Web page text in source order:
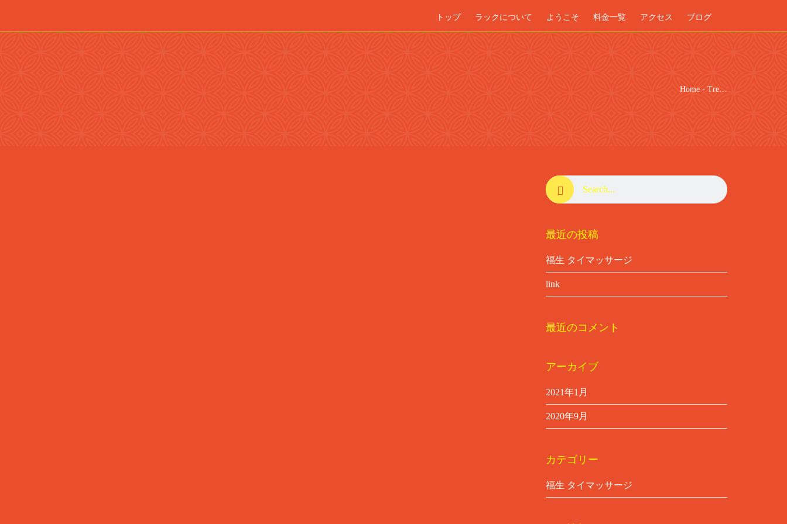
トップ ラックについて ようこそ 料金一覧 アクセス ブログ
Home - Tre…
最近の投稿
福生 タイマッサージ
link
最近のコメント
アーカイブ
2021年1月
2020年9月
カテゴリー
福生 タイマッサージ
REQUEST AN APPOINTMENT